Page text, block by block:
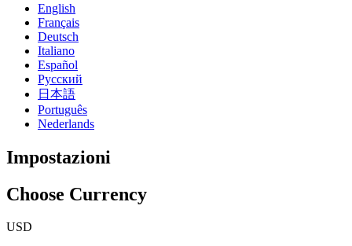
English
Français
Deutsch
Italiano
Español
Русский
日本語
Português
Nederlands
Impostazioni
Choose Currency
USD